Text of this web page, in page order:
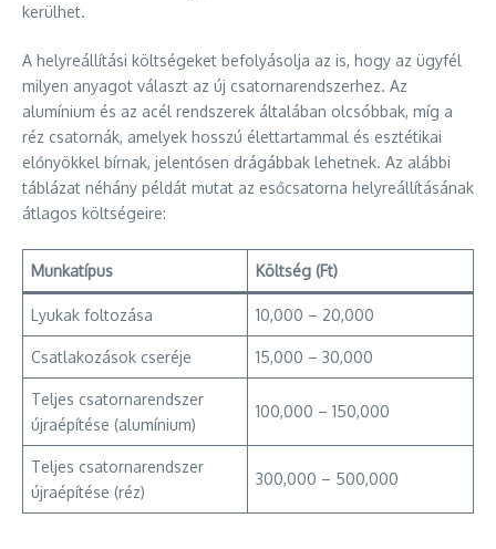
kerülhet.
A helyreállítási költségeket befolyásolja az is, hogy az ügyfél
milyen anyagot választ az új csatornarendszerhez. Az
alumínium és az acél rendszerek általában olcsóbbak, míg a
réz csatornák, amelyek hosszú élettartammal és esztétikai
előnyökkel bírnak, jelentősen drágábbak lehetnek. Az alábbi
táblázat néhány példát mutat az esőcsatorna helyreállításának
átlagos költségeire:
Munkatípus Költség (Ft)
Lyukak foltozása 10,000 – 20,000
Csatlakozások cseréje 15,000 – 30,000
Teljes csatornarendszer
újraépítése (alumínium)
100,000 – 150,000
Teljes csatornarendszer
újraépítése (réz)
300,000 – 500,000